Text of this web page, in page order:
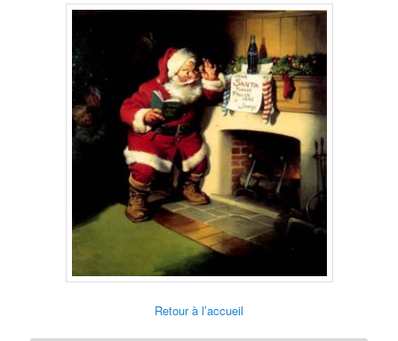
Retour à l’accueil